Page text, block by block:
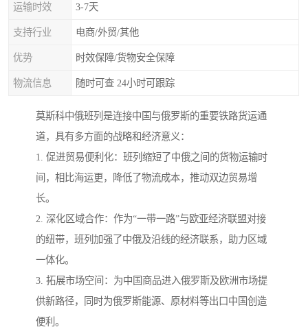
运输时效 3-7天
支持行业 电商/外贸/其他
优势 时效保障/货物安全保障
物流信息 随时可查 24小时可跟踪
莫斯科中俄班列是连接中国与俄罗斯的重要铁路货运通
道，具有多方面的战略和经济意义：
1. 促进贸易便利化：班列缩短了中俄之间的货物运输时
间，相比海运更，降低了物流成本，推动双边贸易增
长。
2. 深化区域合作：作为“一带一路”与欧亚经济联盟对接
的纽带，班列加强了中俄及沿线的经济联系，助力区域
一体化。
3. 拓展市场空间：为中国商品进入俄罗斯及欧洲市场提
供新路径，同时为俄罗斯能源、原材料等出口中国创造
便利。